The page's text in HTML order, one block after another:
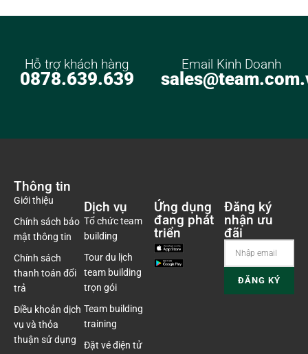
Hỗ trợ khách hàng
0878.639.639
Email Kinh Doanh
Thông tin
Giới thiệu
Chính sách bảo
mật thông tin
Chính sách
thanh toán đổi
trả
Điều khoản dịch
vụ và thỏa
thuận sử dụng
Dịch vụ
Tổ chức team
building
Tour du lịch
team building
trọn gói
Team building
training
Đặt vé điện tử
Ứng dụng
đang phát
triển
Đăng ký
nhận ưu
đãi